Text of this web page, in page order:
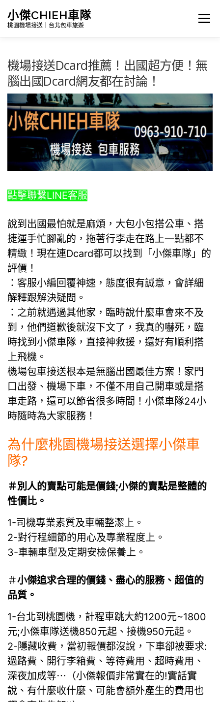
至
主
內
容
小傑CHIEH車隊
桃園機場接送｜台北包車旅遊
選單
Search
首頁 公告訊息｜最新消息
詳細報價|包車及機場接送
機場接送Dcard推薦！出國超方便！無
腦出國Dcard網友都在討論！
點擊聯繫LINE客服
說到出國最怕就是麻煩，大包小包搭公車、搭
捷運手忙腳亂的，拖著行李走在路上一點都不
精緻！現在連Dcard都可以找到「小傑車隊」的
評價！
：客服小編回覆神速，態度很有誠意，會詳細
解釋跟解決疑問。
：之前就遇過其他家，臨時說什麼車會來不及
到，他們道歉後就沒下文了，我真的嚇死，臨
時找到小傑車隊，直接神救援，還好有順利搭
上飛機。
機場包車接送根本是無腦出國最佳方案！家門
口出發、機場下車，不僅不用自己開車或是搭
車走路，還可以節省很多時間！小傑車隊24小
時隨時為大家服務！
為什麼桃園機場接送選擇小傑車
隊?
＃別人的賣點可能是價錢;小傑的賣點是整體的
性價比。
1-司機專業素質及車輛整潔上。
2-對行程細節的用心及專業程度上。
3-車輛車型及定期安檢保養上。
＃小傑追求合理的價錢、盡心的服務、超值的
品質。
1-台北到桃園機，計程車跳大約1200元~1800
元;小傑車隊送機850元起、接機950元起。
2-隱藏收費，當初報價都沒說，下車卻被要求:
過路費、開行李箱費、等待費用、超時費用、
深夜加成等⋯（小傑報價非常實在的!實話實
說、有什麼收什麼、可能會額外產生的費用也